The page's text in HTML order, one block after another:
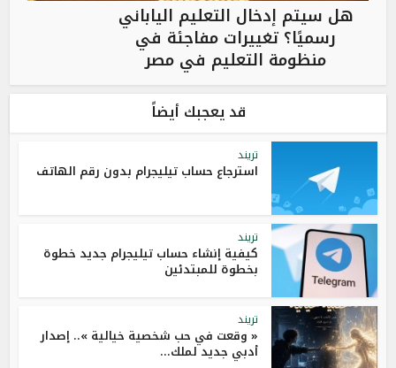
هل سيتم إدخال التعليم الياباني
رسميًا؟ تغييرات مفاجئة في
منظومة التعليم في مصر
قد يعجبك أيضاً
تريند
استرجاع حساب تيليجرام بدون رقم الهاتف
تريند
كيفية إنشاء حساب تيليجرام جديد خطوة
بخطوة للمبتدئين
تريند
« وقعت في حب شخصية خيالية ».. إصدار
أدبي جديد لملك...